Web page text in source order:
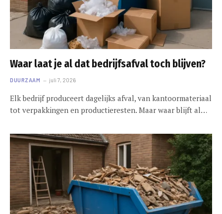
Waar laat je al dat bedrijfsafval toch blijven?
DUURZAAM juli 7, 2026
Elk bedrijf produceert dagelijks afval, van kantoormateriaal
tot verpakkingen en productieresten. Maar waar blijft al…